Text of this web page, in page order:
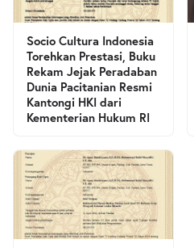
Socio Cultura Indonesia
Torehkan Prestasi, Buku
Rekam Jejak Peradaban
Dunia Pacitanian Resmi
Kantongi HKI dari
Kementerian Hukum RI